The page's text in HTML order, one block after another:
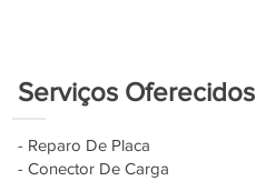
Serviços Oferecidos
- Reparo De Placa
- Conector De Carga